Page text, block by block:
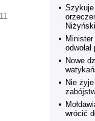
• Szykuje
•
• Nowe
• Nie
•
wrócić